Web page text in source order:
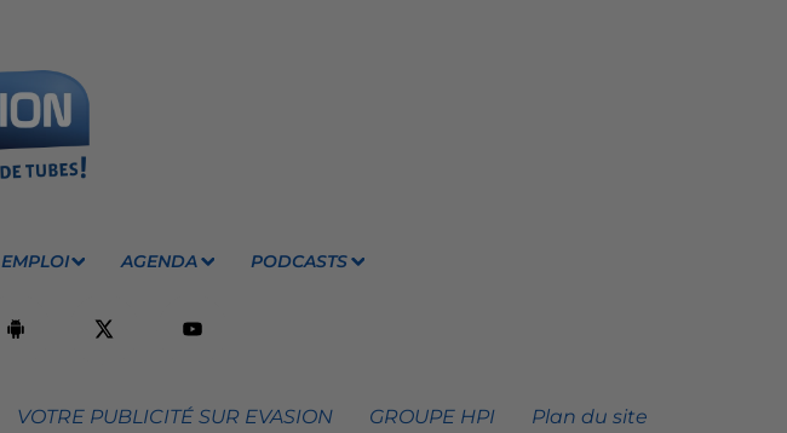
EMPLOI AGENDA PODCASTS
VOTRE PUBLICITÉ SUR EVASION GROUPE HPI Plan du site